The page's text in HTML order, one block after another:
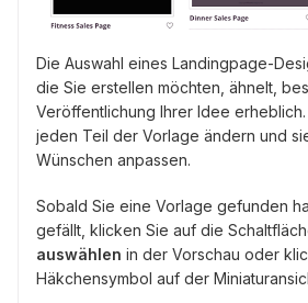
Die Auswahl eines Landingpage-
die Sie erstellen möchten, ähnelt,
Veröffentlichung Ihrer Idee
jeden Teil der Vorlage ändern und
Wünschen anpassen.
Sobald Sie eine Vorlage gefunden
gefällt, klicken Sie auf die
auswählen in der Vorschau oder
Häkchensymbol auf der